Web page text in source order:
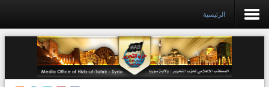
الرئيسية
إصدارات
الرئيسية